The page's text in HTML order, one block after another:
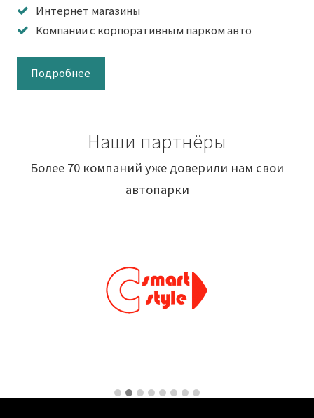
Интернет магазины
Компании с корпоративным парком авто
Подробнее
Наши партнёры
Более 70 компаний уже доверили нам свои
автопарки